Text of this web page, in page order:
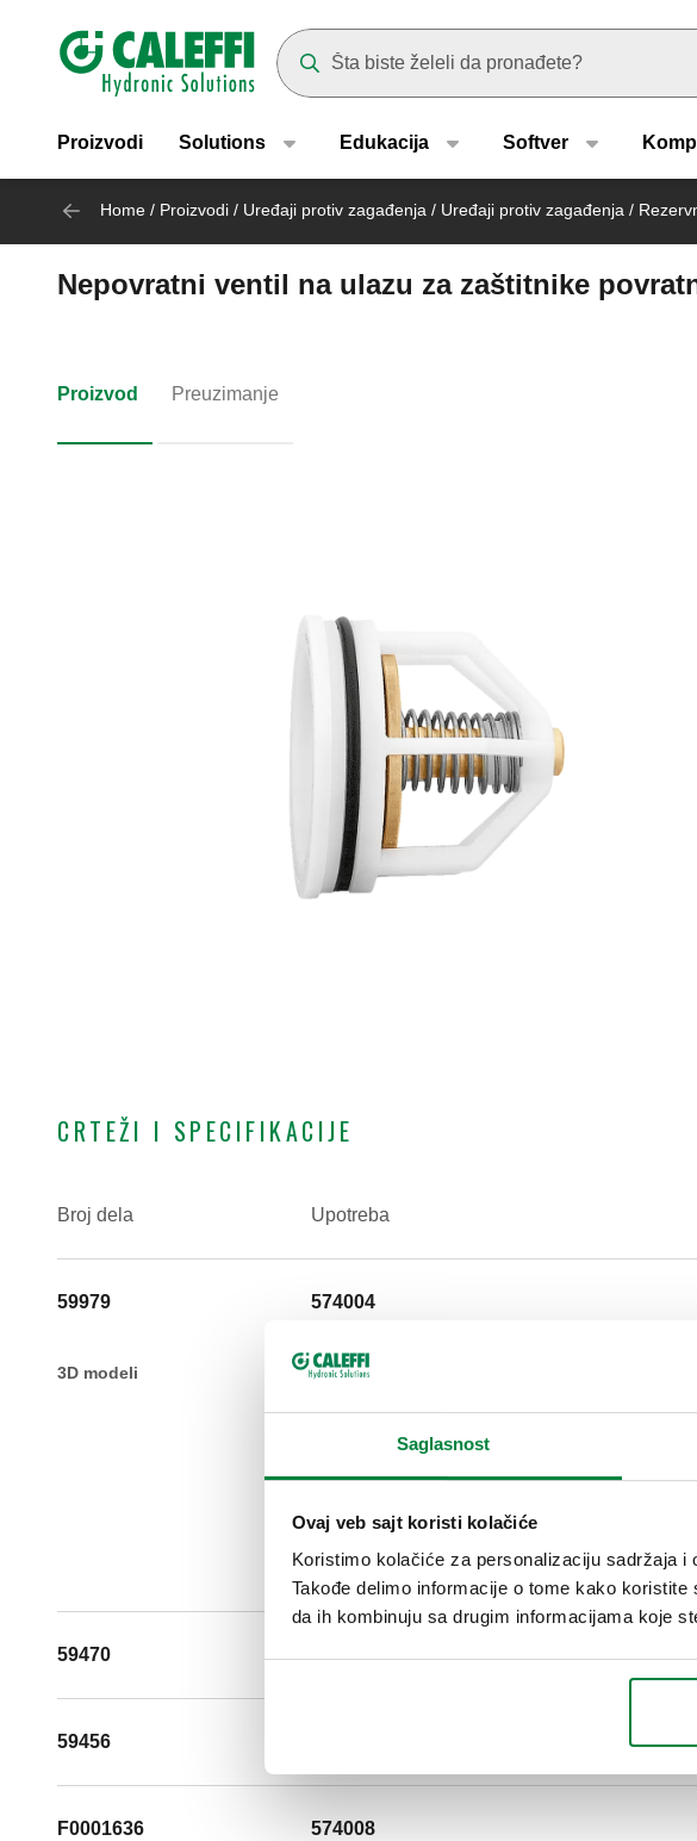
Saglasnost
Ovaj veb sajt koristi kolačiće
Koristimo kolačiće za personalizaciju sadržaja
Takođe delimo informacije o tome kako
da ih kombinuju sa drugim informacijama koje
Header main navigation
Proizvodi Solutions Edukacija Softver
Home / Proizvodi / Uređaji protiv zagađenja / Uređaji protiv zagađenja /
Nepovratni ventil na ulazu za zaštitnike
Proizvod Preuzimanje
CRTEŽI I SPECIFIKACIJE
Broj dela
Upotreba
59979 574004
3D modeli
59470 574040, 574050, 574006, 570004, 570005
59456
F0001636 574008